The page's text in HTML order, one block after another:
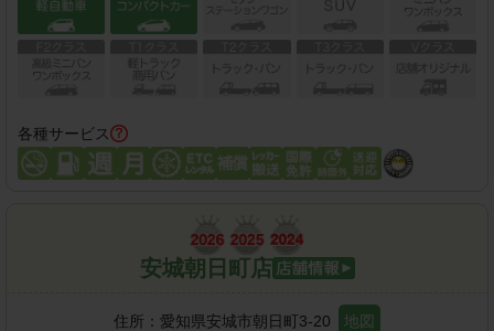
各種サービス
安城朝日町店
住所： 愛知県安城市朝日町3-20 地図